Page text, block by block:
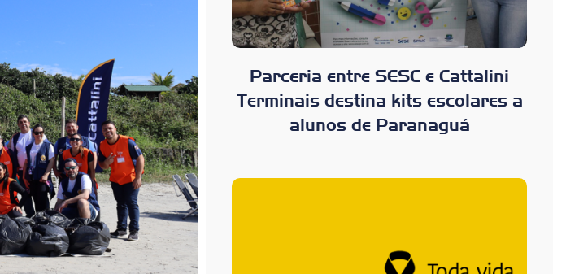
Parceria entre SESC e Cattalini
Terminais destina kits escolares a
alunos de Paranaguá